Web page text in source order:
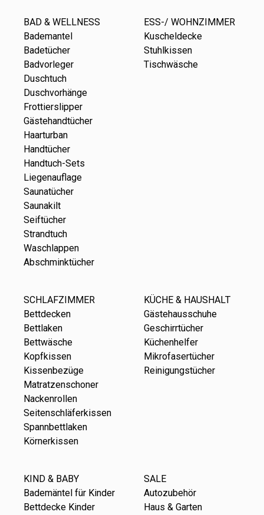
BAD & WELLNESS
Bademantel
Badetücher
Badvorleger
Duschtuch
Duschvorhänge
Frottierslipper
Gästehandtücher
Haarturban
Handtücher
Handtuch-Sets
Liegenauflage
Saunatücher
Saunakilt
Seiftücher
Strandtuch
Waschlappen
Abschminktücher
ESS-/ WOHNZIMMER
Kuscheldecke
Stuhlkissen
Tischwäsche
SCHLAFZIMMER
Bettdecken
Bettlaken
Bettwäsche
Kopfkissen
Kissenbezüge
Matratzenschoner
Nackenrollen
Seitenschläferkissen
Spannbettlaken
Körnerkissen
KÜCHE & HAUSHALT
Gästehausschuhe
Geschirrtücher
Küchenhelfer
Mikrofasertücher
Reinigungstücher
KIND & BABY
Bademäntel für Kinder
Bettdecke Kinder
SALE
Autozubehör
Haus & Garten